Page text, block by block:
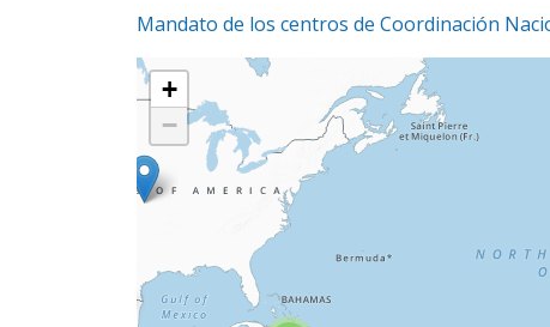
Mandato de los centros de Coordinación
+
−